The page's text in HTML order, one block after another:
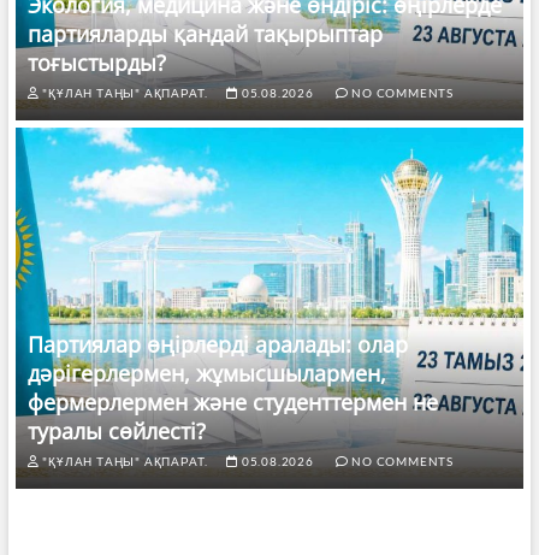
партияларды қандай тақырыптар
тоғыстырды?
"ҚҰЛАН ТАҢЫ" АҚПАРАТ. 05.08.2026 NO COMMENTS
Партиялар өңірлерді аралады: олар
дәрігерлермен, жұмысшылармен,
фермерлермен және студенттермен не
туралы сөйлесті?
"ҚҰЛАН ТАҢЫ" АҚПАРАТ. 05.08.2026 NO COMMENTS